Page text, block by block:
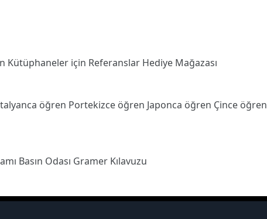
Kütüphaneler için Referanslar Hediye Mağazası
öğren Portekizce öğren Japonca öğren Çince öğren
Basın Odası Gramer Kılavuzu